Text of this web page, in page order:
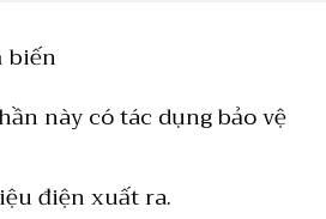
biến
này có tác dụng bảo vệ
điện xuất ra.